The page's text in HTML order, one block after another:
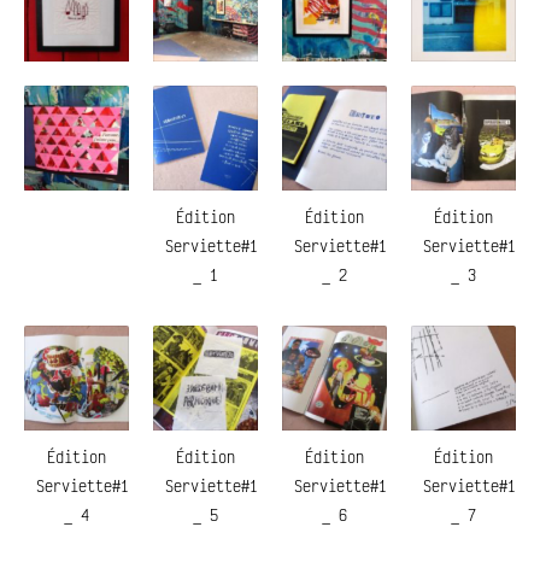
Édition
Serviette#1
_ 1
Édition
Serviette#1
_ 2
Édition
Serviette#1
_ 3
Édition
Serviette#1
_ 4
Édition
Serviette#1
_ 5
Édition
Serviette#1
_ 6
Édition
Serviette#1
_ 7